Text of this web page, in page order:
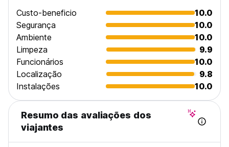
Custo-beneficio
10.0
Segurança
10.0
Ambiente
10.0
Limpeza
9.9
Funcionários
10.0
Localização
9.8
Instalações
10.0
Resumo das avaliações dos
viajantes